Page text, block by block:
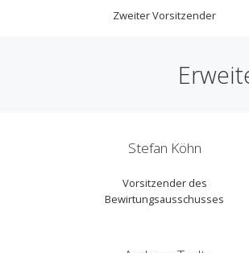
Zweiter Vorsitzender
Stefan Köhn
Vorsitzender des
Bewirtungsausschusses